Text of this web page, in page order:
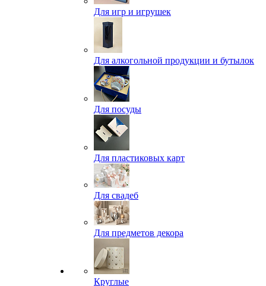
Для игр и игрушек
Для алкогольной продукции и бутылок
Для посуды
Для пластиковых карт
Для свадеб
Для предметов декора
Круглые